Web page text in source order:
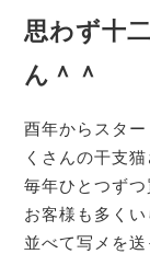
思わず十
ん＾＾
酉年からスタ
くさんの干支
毎年ひとつず
お客様も多く
並べて写メを